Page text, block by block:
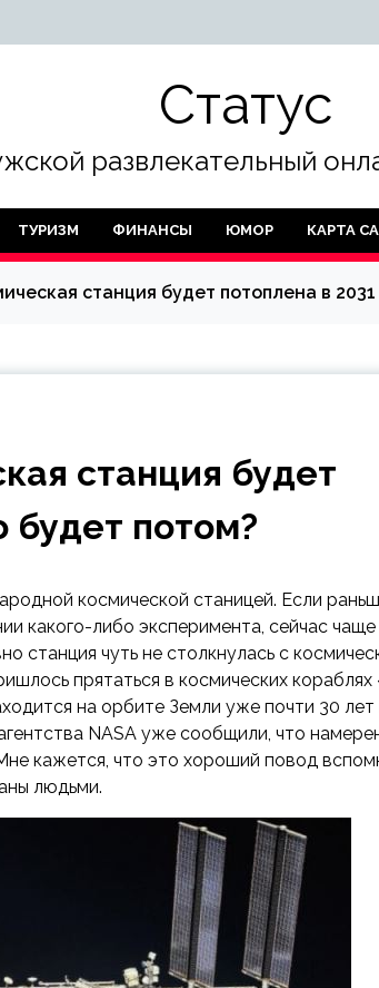
Статус
развлекательный
ТУРИЗМ ФИНАНСЫ ЮМОР КАРТА
станция будет потоплена в 2031
станция будет
будет потом?
космической станицей. Если
какого-либо эксперимента, сейчас чаще
станция чуть не столкнулась с
прятаться в космических
на орбите Земли уже почти 30
NASA уже сообщили, что
кажется, что это хороший повод
людьми.